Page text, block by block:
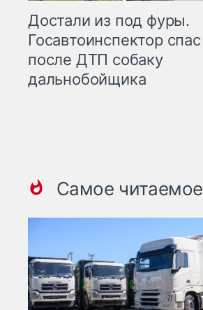
Достали из под фуры.
Госавтоинспектор спас
после ДТП собаку
дальнобойщика
Самое читаемое